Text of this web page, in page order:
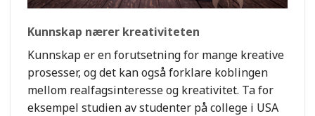
Kunnskap nærer kreativiteten
Kunnskap er en forutsetning for mange kreative
prosesser, og det kan også forklare koblingen
mellom realfagsinteresse og kreativitet. Ta for
eksempel studien av studenter på college i USA